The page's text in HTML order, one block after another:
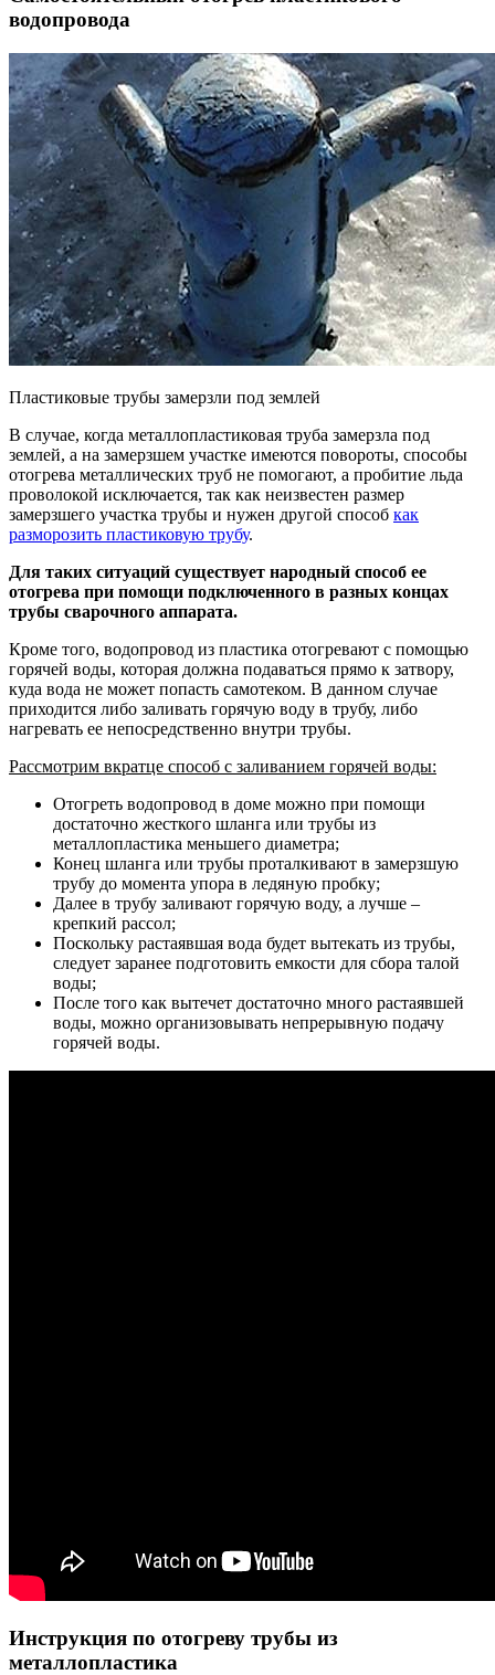
водопровода
Пластиковые трубы замерзли под землей
В случае, когда металлопластиковая труба замерзла под
землей, а на замерзшем участке имеются повороты, способы
отогрева металлических труб не помогают, а пробитие льда
проволокой исключается, так как неизвестен размер
замерзшего участка трубы и нужен другой способ как
разморозить пластиковую трубу.
Для таких ситуаций существует народный способ ее
отогрева при помощи подключенного в разных концах
трубы сварочного аппарата.
Кроме того, водопровод из пластика отогревают с помощью
горячей воды, которая должна подаваться прямо к затвору,
куда вода не может попасть самотеком. В данном случае
приходится либо заливать горячую воду в трубу, либо
нагревать ее непосредственно внутри трубы.
Рассмотрим вкратце способ с заливанием горячей воды:
Отогреть водопровод в доме можно при помощи
достаточно жесткого шланга или трубы из
металлопластика меньшего диаметра;
Конец шланга или трубы проталкивают в замерзшую
трубу до момента упора в ледяную пробку;
Далее в трубу заливают горячую воду, а лучше –
крепкий рассол;
Поскольку растаявшая вода будет вытекать из трубы,
следует заранее подготовить емкости для сбора талой
воды;
После того как вытечет достаточно много растаявшей
воды, можно организовывать непрерывную подачу
горячей воды.
Инструкция по отогреву трубы из
металлопластика